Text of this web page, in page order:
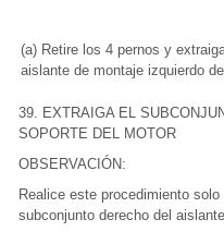
(a) Retire los 4 pernos y
aislante de montaje izquierdo
39. EXTRAIGA EL
SOPORTE DEL MOTOR
OBSERVACIÓN:
Realice este procedimiento
subconjunto derecho del